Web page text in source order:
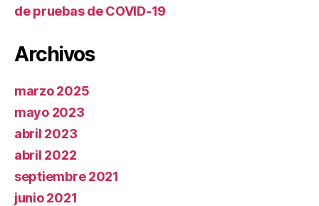
de pruebas de COVID-19
Archivos
marzo 2025
mayo 2023
abril 2023
abril 2022
septiembre 2021
junio 2021